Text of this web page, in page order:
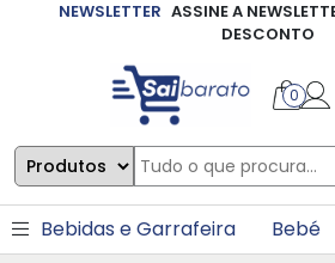
NEWSLETTER ASSINE A
DESCONTO
0
Bebidas e Garrafeira Bebé